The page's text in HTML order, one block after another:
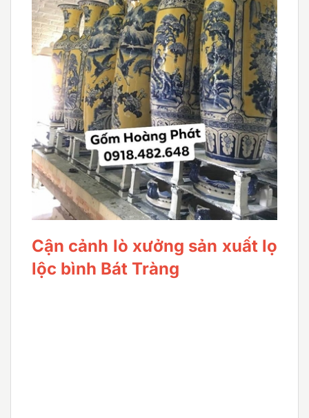
Cận cảnh lò xưởng sản xuất lọ
lộc bình Bát Tràng